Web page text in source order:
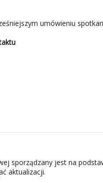
umówieniu
sporządzany jest na
aktualizacji.